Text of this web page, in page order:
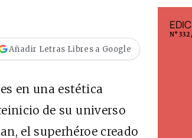
Añadir Letras Libres a Google
en una estética
de su universo
el superhéroe creado
N°